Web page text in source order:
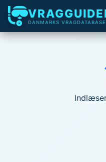
DANMARKS VRAGDATABASE